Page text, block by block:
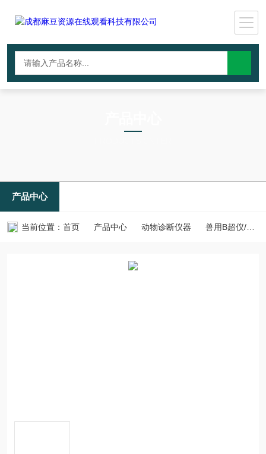
产品中心
当前位置： 首页 产品中心 动物诊断仪器 兽用B超仪/动物成像设备